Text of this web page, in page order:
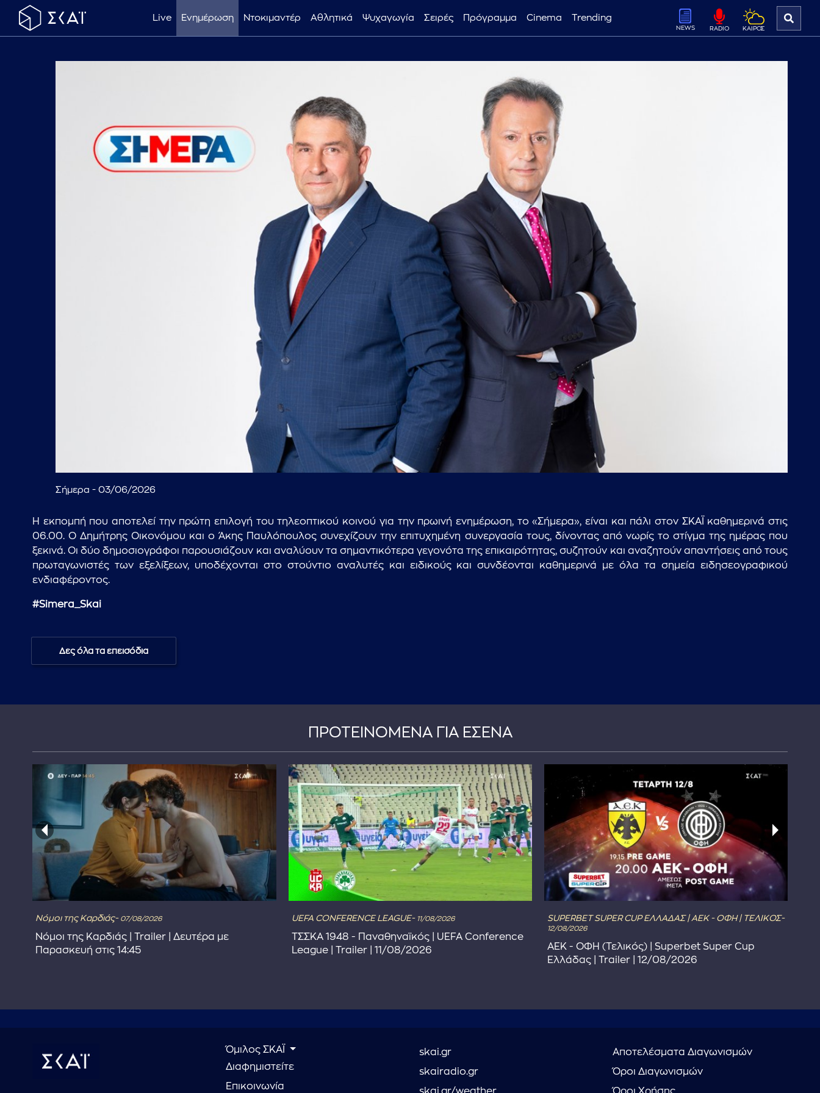
Live Ενημέρωση Ντοκιμαντέρ Αθλητικά Ψυχαγωγία Σειρές Πρόγραμμα Cinema Trending
NEWS RADIO ΚΑΙΡΟΣ
...πληκτρολογήστε κείμενο προς αναζήτηση
Σήμερα - 03/06/2026
Η εκπομπή που αποτελεί την πρώτη επιλογή του τηλεοπτικού κοινού για την πρωινή ενημέρωση, το «Σήμερα», είναι και πάλι στον ΣΚΑΪ καθημερινά στις
06.00. Ο Δημήτρης Οικονόμου και ο Άκης Παυλόπουλος συνεχίζουν την επιτυχημένη συνεργασία τους, δίνοντας από νωρίς το στίγμα της ημέρας που
ξεκινά. Οι δύο δημοσιογράφοι παρουσιάζουν και αναλύουν τα σημαντικότερα γεγονότα της επικαιρότητας, συζητούν και αναζητούν απαντήσεις από τους
πρωταγωνιστές των εξελίξεων, υποδέχονται στο στούντιο αναλυτές και ειδικούς και συνδέονται καθημερινά με όλα τα σημεία ειδησεογραφικού
ενδιαφέροντος.
#Simera_Skai
Δες όλα τα επεισόδια
ΠΡΟΤΕΙΝΟΜΕΝΑ ΓΙΑ ΕΣΕΝΑ
Νόμοι της Καρδιάς- 07/08/2026
Νόμοι της Καρδιάς | Trailer | Δευτέρα με
Παρασκευή στις 14:45
UEFA CONFERENCE LEAGUE- 11/08/2026
ΤΣΣΚΑ 1948 - Παναθηναϊκός | UEFA Conference
League | Trailer | 11/08/2026
SUPERBET SUPER CUP ΕΛΛΑΔΑΣ | ΑΕΚ - ΟΦΗ | ΤΕΛΙΚΟΣ-
12/08/2026
ΑΕΚ - ΟΦΗ (Τελικός) | Superbet Super Cup
Ελλάδας | Trailer | 12/08/2026
Όμιλος ΣΚΑΪ
Διαφημιστείτε
Επικοινωνία
skai.gr
skairadio.gr
Αποτελέσματα Διαγωνισμών
Όροι Διαγωνισμών